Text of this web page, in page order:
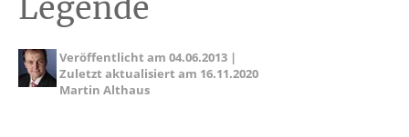
Legende
Veröffentlicht am04.06.2013 |
Zuletzt aktualisiert am 16.11.2020
Martin Althaus